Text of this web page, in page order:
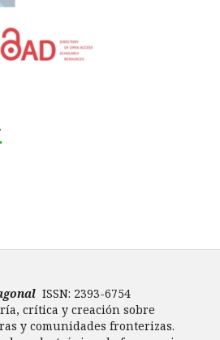
ISSN: 2393-6754
crítica y creación sobre
y comunidades fronterizas.